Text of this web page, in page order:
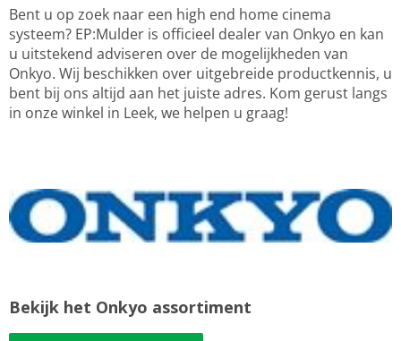
Bent u op zoek naar een high end home cinema
systeem? EP:Mulder is officieel dealer van Onkyo en kan
u uitstekend adviseren over de mogelijkheden van
Onkyo. Wij beschikken over uitgebreide productkennis, u
bent bij ons altijd aan het juiste adres. Kom gerust langs
in onze winkel in Leek, we helpen u graag!
Bekijk het Onkyo assortiment